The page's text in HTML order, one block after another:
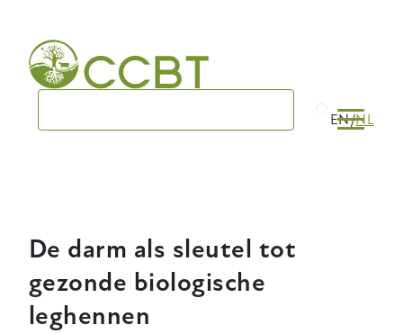
main
navigation
EN NL
De darm als sleutel tot
gezonde biologische
leghennen